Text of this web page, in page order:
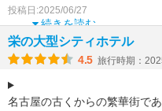
球観戦。
90歳の母はこの時期に
続きを読む
投稿日:2025/06/27
栄の大型シティホテル
4.5 旅行時期：
名古屋の古くからの繁華街で